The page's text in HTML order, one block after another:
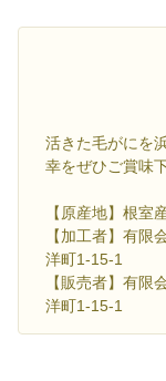
活きた毛がにを
幸をぜひご賞味
【原産地】根室
【加工者】有限
洋町1-15-1
【販売者】有限
洋町1-15-1